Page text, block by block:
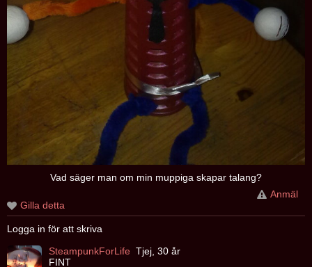
Vad säger man om min muppiga skapar talang?
Anmäl
Gilla detta
Logga in för att skriva
SteampunkForLife Tjej, 30 år
FINT